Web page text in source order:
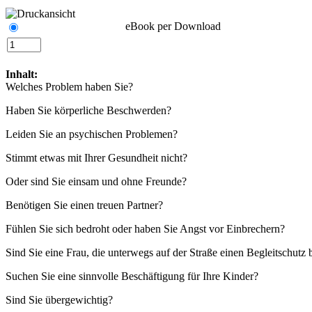
eBook per Download
Inhalt:
Welches Problem haben Sie?
Haben Sie körperliche Beschwerden?
Leiden Sie an psychischen Problemen?
Stimmt etwas mit Ihrer Gesundheit nicht?
Oder sind Sie einsam und ohne Freunde?
Benötigen Sie einen treuen Partner?
Fühlen Sie sich bedroht oder haben Sie Angst vor Einbrechern?
Sind Sie eine Frau, die unterwegs auf der Straße einen Begleitschutz
Suchen Sie eine sinnvolle Beschäftigung für Ihre Kinder?
Sind Sie übergewichtig?